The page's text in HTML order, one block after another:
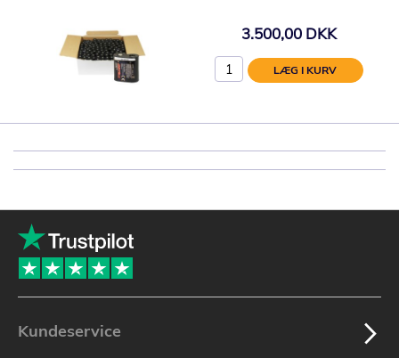
3.500,00 DKK
LÆG I KURV
Kundeservice